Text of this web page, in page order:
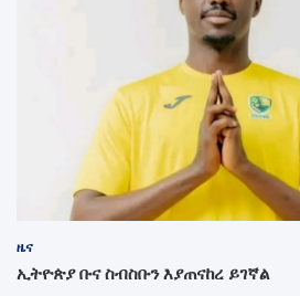
ዜና
ኢትዮጵያ ቡና ስብስቡን እያጠናከረ ይገኛል